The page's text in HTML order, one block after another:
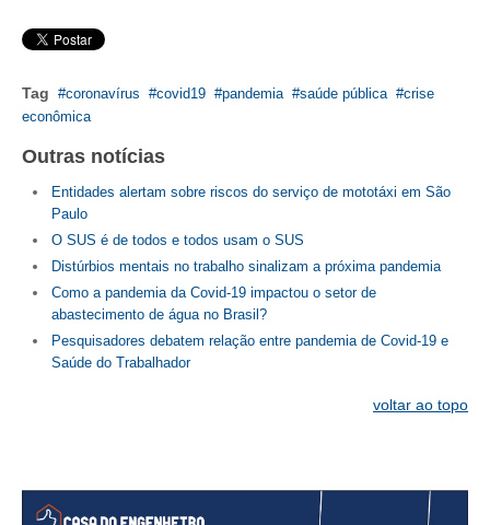
Tag coronavírus covid19 pandemia saúde pública
crise
econômica
Outras notícias
Entidades alertam sobre riscos do serviço de mototáxi em São
Paulo
O SUS é de todos e todos usam o SUS
Distúrbios mentais no trabalho sinalizam a próxima pandemia
Como a pandemia da Covid-19 impactou o setor de
abastecimento de água no Brasil?
Pesquisadores debatem relação entre pandemia de Covid-19 e
Saúde do Trabalhador
voltar ao topo